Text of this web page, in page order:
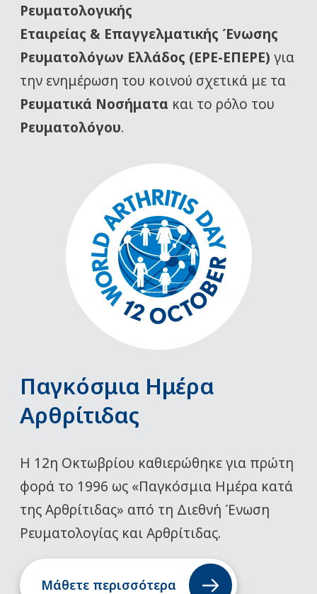
Ρευματολογικής
Εταιρείας & Επαγγελματικής Ένωσης
Ρευματολόγων Ελλάδος (ΕΡΕ-ΕΠΕΡΕ) για
την ενημέρωση του κοινού σχετικά με τα
Ρευματικά Νοσήματα και το ρόλο του
Ρευματολόγου.
Παγκόσμια Ημέρα
Αρθρίτιδας
Η 12η Οκτωβρίου καθιερώθηκε για πρώτη
φορά το 1996 ως «Παγκόσμια Ημέρα κατά
της Αρθρίτιδας» από τη Διεθνή Ένωση
Ρευματολογίας και Αρθρίτιδας.
Μάθετε περισσότερα